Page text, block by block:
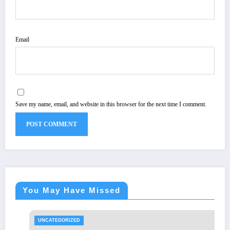
Email
Save my name, email, and website in this browser for the next time I comment.
You May Have Missed
UNCATEGORIZED